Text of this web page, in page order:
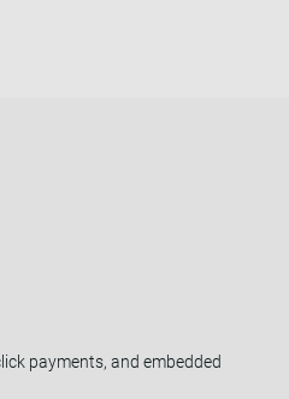
payments, and embedded